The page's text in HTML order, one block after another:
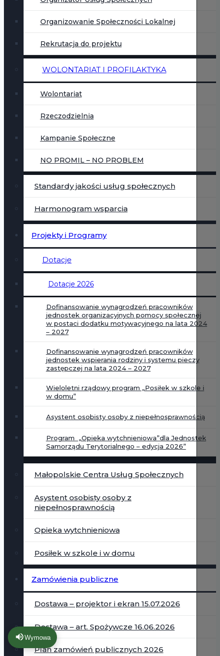
Organizowanie Społeczności Lokalnej
Rekrutacja do projektu
WOLONTARIAT I PROFILAKTYKA
Wolontariat
Rzeczodzielnia
Kampanie Społeczne
NO PROMIL – NO PROBLEM
Standardy jakości usług społecznych
Harmonogram wsparcia
Projekty i Programy
Dotacje
Dotacje 2026
Dofinansowanie wynagrodzeń pracowników
jednostek organizacyjnych pomocy społecznej
w postaci dodatku motywacyjnego na lata 2024
– 2027
Dofinansowanie wynagrodzeń pracowników
jednostek wspierania rodziny i systemu pieczy
zastępczej na lata 2024 – 2027
Wieloletni rządowy program „Posiłek w szkole i
w domu”
Asystent osobisty osoby z niepełnosprawnością
Program „Opieka wytchnieniowa”dla Jednostek
Samorządu Terytorialnego – edycja 2026”
Małopolskie Centra Usług Społecznych
Asystent osobisty osoby z
niepełnosprawnością
Opieka wytchnieniowa
Posiłek w szkole i w domu
Zamówienia publiczne
Dostawa – projektor i ekran 15.07.2026
Dostawa – art. Spożywcze 16.06.2026
Plan zamówień publicznych 2026
Wymowa